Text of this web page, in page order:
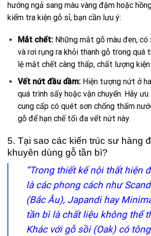
hướng ngả sang màu vàng đậm hoặc
kiểm tra kiện gỗ sỉ, bạn cần lưu ý:
Mắt chết:Những mắt gỗ màu đen, có
và rơi rụng ra khỏi thanh gỗ trong quá
lệ mắt chết càng thấp, chất lượng kiện
Vết nứt đầu dầm:Hiện tượng nứt ở
quá trình sấy hoặc vận chuyển. Hãy
cung cấp có quét sơn chống thấm
gỗ để hạn chế tối đa vết nứt này.
5. Tại sao các kiến trúc sư hàng
khuyên dùng gỗ tần bì?
“Trong thiết kế nội thất hiện
là các phong cách như
(Bắc Âu), Japandi hay
tần bì là chất liệu không thể
Khác với gỗ sồi (Oak) có